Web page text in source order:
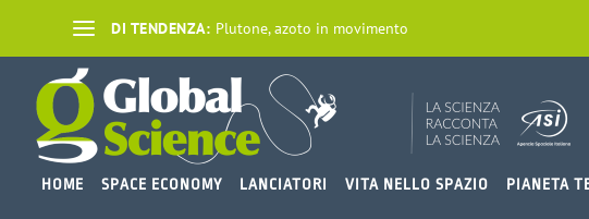
DI TENDENZA: Plutone, azoto in movimento
HOME SPACE ECONOMY LANCIATORI VITA NELLO SPAZIO PIANETA